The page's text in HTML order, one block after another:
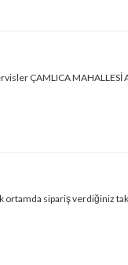
ÇAMLICA
sipariş verdiğiniz